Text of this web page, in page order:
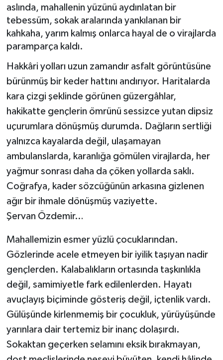
aslında, mahallenin yüzünü aydınlatan bir
tebessüm, sokak aralarında yankılanan bir
kahkaha, yarım kalmış onlarca hayal de o virajlarda
paramparça kaldı.
Hakkâri yolları uzun zamandır asfalt görüntüsüne
bürünmüş bir keder hattını andırıyor. Haritalarda
kara çizgi şeklinde görünen güzergâhlar,
hakikatte gençlerin ömrünü sessizce yutan dipsiz
uçurumlara dönüşmüş durumda. Dağların sertliği
yalnızca kayalarda değil, ulaşamayan
ambulanslarda, karanlığa gömülen virajlarda, her
yağmur sonrası daha da çöken yollarda saklı.
Coğrafya, kader sözcüğünün arkasına gizlenen
ağır bir ihmale dönüşmüş vaziyette.
Şervan Özdemir…
Mahallemizin esmer yüzlü çocuklarından.
Gözlerinde acele etmeyen bir iyilik taşıyan nadir
gençlerden. Kalabalıkların ortasında taşkınlıkla
değil, samimiyetle fark edilenlerden. Hayatı
avuçlayış biçiminde gösteriş değil, içtenlik vardı.
Gülüşünde kirlenmemiş bir çocukluk, yürüyüşünde
yarınlara dair tertemiz bir inanç dolaşırdı.
Sokaktan geçerken selamını eksik bırakmayan,
REKLAM
SAĞLIK
SİYASET
SPOR
TARİH
TEKNOLOJİ
YAŞAM